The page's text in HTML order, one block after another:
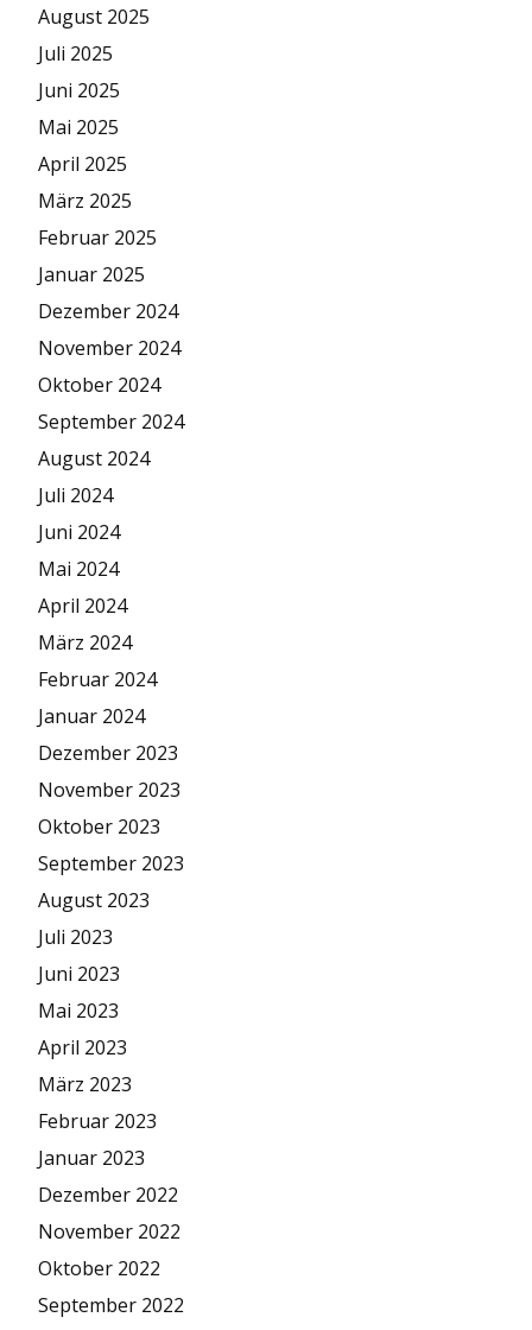
August 2025
Juli 2025
Juni 2025
Mai 2025
April 2025
März 2025
Februar 2025
Januar 2025
Dezember 2024
November 2024
Oktober 2024
September 2024
August 2024
Juli 2024
Juni 2024
Mai 2024
April 2024
März 2024
Februar 2024
Januar 2024
Dezember 2023
November 2023
Oktober 2023
September 2023
August 2023
Juli 2023
Juni 2023
Mai 2023
April 2023
März 2023
Februar 2023
Januar 2023
Dezember 2022
November 2022
Oktober 2022
September 2022